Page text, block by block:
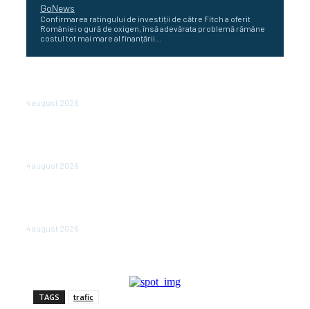
GoNews
Confirmarea ratingului de investiții de către Fitch a oferit
României o gură de oxigen, însă adevărata problemă rămâne
costul tot mai mare al finanțării...
4 august 2026
4 august 2026
4 august 2026
TAGS trafic